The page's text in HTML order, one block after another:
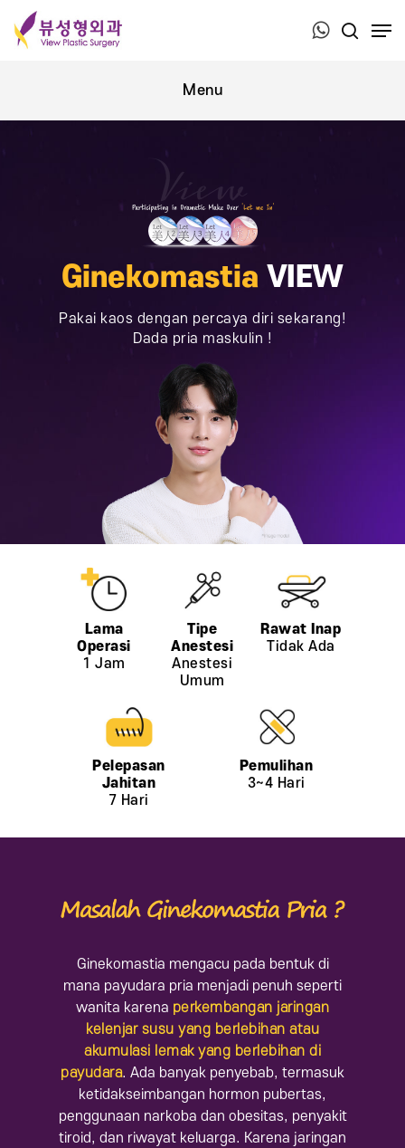
Ginekomastia VIEW
Pakai kaos dengan percaya diri sekarang!
Dada pria maskulin !
1 Jam
Anestesi
Umum
Tidak Ada
7 Hari
3~4 Hari
Ginekomastia mengacu pada bentuk di
mana payudara pria menjadi penuh seperti
wanita karena perkembangan jaringan
kelenjar susu yang berlebihan atau
akumulasi lemak yang berlebihan di
payudara. Ada banyak penyebab, termasuk
ketidakseimbangan hormon pubertas,
penggunaan narkoba dan obesitas, penyakit
tiroid, dan riwayat keluarga. Karena jaringan